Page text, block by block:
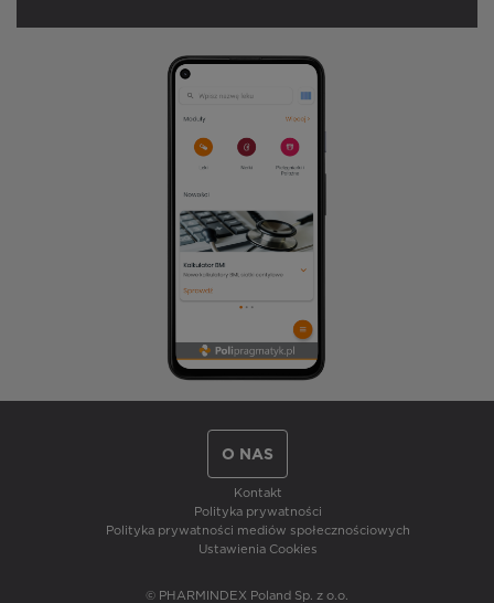
O NAS
Kontakt
Polityka prywatności
Polityka prywatności mediów społecznościowych
Ustawienia Cookies
© PHARMINDEX Poland Sp. z o.o.